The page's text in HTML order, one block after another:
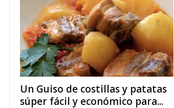
Un Guiso de costillas y patatas
súper fácil y económico para...